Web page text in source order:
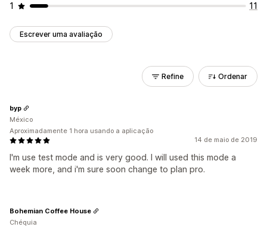
1
11
Escrever uma avaliação
Refine Ordenar
14 de maio de 2019
I'm use test mode and is very good. I will used this mode a
week more, and i'm sure soon change to plan pro.
byp
México
Aproximadamente 1 hora usando a aplicação
Bohemian Coffee House
Chéquia